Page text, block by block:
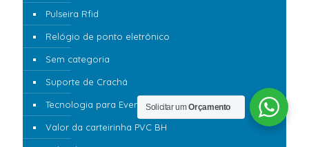
Pulseira Rfid
Relógio de ponto eletrônico
Sem categoria
Suporte de Crachá
Tecnologia para Eventos 360
Valor da carteirinha PVC BH
Solicitar umOrçamento